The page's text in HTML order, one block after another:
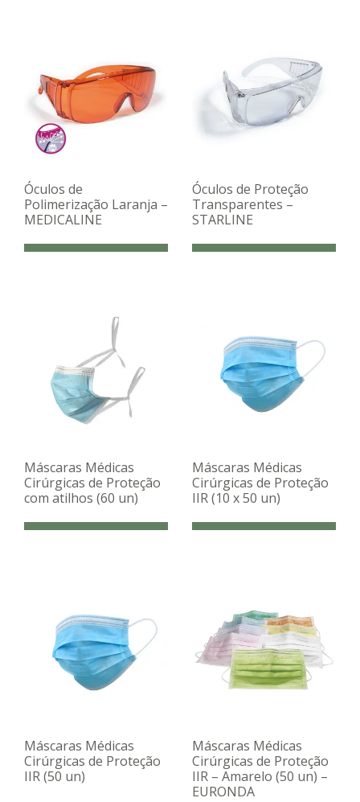
Óculos de
Polimerização Laranja –
MEDICALINE
Óculos de Proteção
Transparentes –
STARLINE
Máscaras Médicas
Cirúrgicas de Proteção
com atilhos (60 un)
Máscaras Médicas
Cirúrgicas de Proteção
IIR (10 x 50 un)
Máscaras Médicas
Cirúrgicas de Proteção
IIR (50 un)
Máscaras Médicas
Cirúrgicas de Proteção
IIR – Amarelo (50 un) –
EURONDA